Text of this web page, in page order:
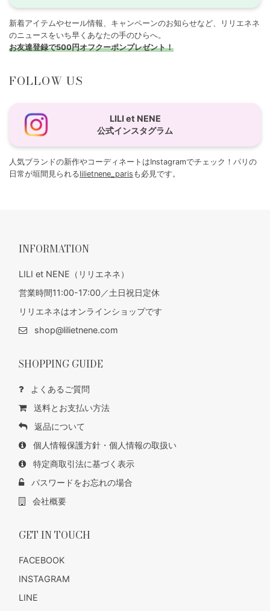
新着アイテムやセール情報、キャンペーンのお知らせなど、リリエネネ
のニュースをいち早くあなたの手のひらへ。
お友達登録で500円オフクーポンプレゼント！
FOLLOW US
LILI et NENE
公式インスタグラム
人気ブランドの新作やコーディネートはInstagramでチェック！パリの
日常が垣間見られるlilietnene_paris も必見です。
INFORMATION
LILI et NENE（リリエネネ）
営業時間11:00-17:00／土日祝日定休
リリエネネはオンラインショップです
shop@lilietnene.com
SHOPPING GUIDE
よくあるご質問
送料とお支払い方法
返品について
個人情報保護方針・個人情報の取扱い
特定商取引法に基づく表示
パスワードをお忘れの場合
会社概要
GET IN TOUCH
FACEBOOK
INSTAGRAM
LINE